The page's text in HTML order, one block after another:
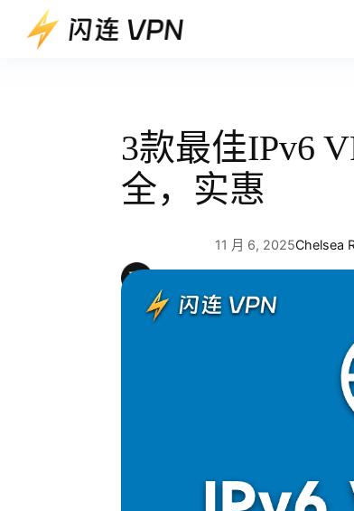
3款最佳IPv6
全，实惠
11 月 6, 2025Chelsea